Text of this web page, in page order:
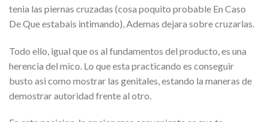
tenia las piernas cruzadas (cosa poquito probable En Caso
De Que estabais intimando), Ademas dejara sobre cruzarlas.
Todo ello, igual que os al fundamentos del producto, es una
herencia del mico. Lo que esta practicando es conseguir
busto asi­ como mostrar las genitales, estando la maneras de
demostrar autoridad frente al otro.